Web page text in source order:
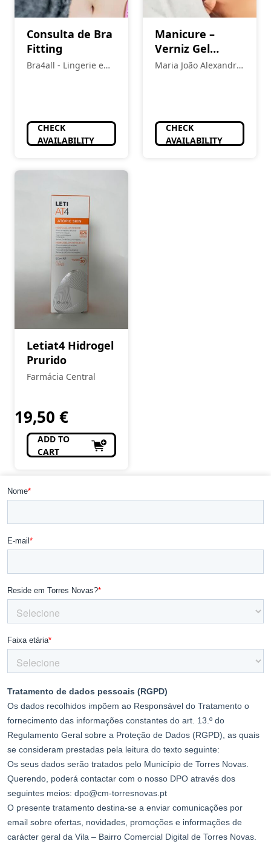
Consulta de Bra
Fitting
Bra4all - Lingerie e
CHECK
AVAILABILITY
Manicure –
Verniz Gel
(Cópia)
Maria João Alexandre
CHECK
AVAILABILITY
Letiat4 Hidrogel
Prurido
Farmácia Central
19,50 €
ADD TO
CART